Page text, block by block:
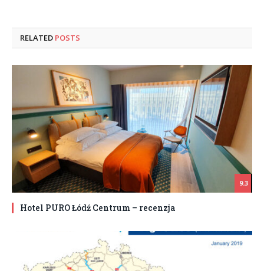
RELATED POSTS
9.3
Hotel PURO Łódź Centrum – recenzja